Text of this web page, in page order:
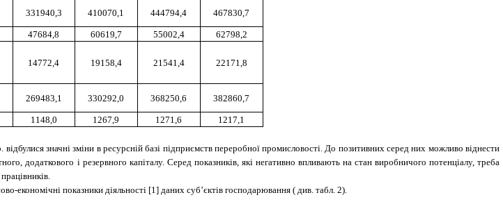
331940,3 410070,1 444794,4 467830,7
47684,8 60619,7 55002,4
62798,2
14772,4 19158,4 21541,4 22171,8
269483,1 330292,0 368250,6 382860,7
1148,0 1267,9 1271,6 1217,1
значні зміни в ресурсній базі підприємств переробної промисловості. До позитивних серед них можливо віднести
додаткового і резервного капіталу. Серед показників, які негативно впливають на стан виробничого потенціалу, треба
економічні показники діяльності [1] даних суб’єктів господарювання ( див. табл. 2).